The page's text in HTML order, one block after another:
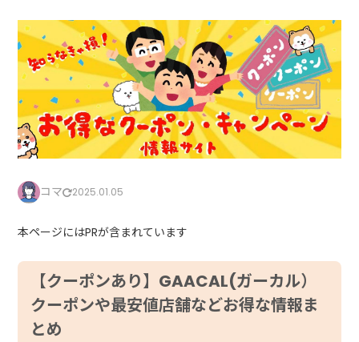
コマ 2025.01.05
本ページにはPRが含まれています
【クーポンあり】GAACAL(ガーカル）
クーポンや最安値店舗などお得な情報ま
とめ